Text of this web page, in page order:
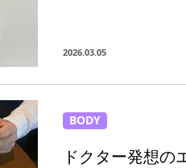
2026.03.05
BODY
ドクター発想の